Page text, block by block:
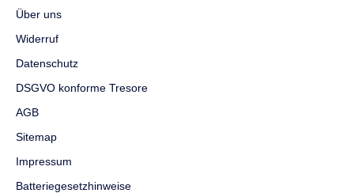
Über uns
Widerruf
Datenschutz
DSGVO konforme Tresore
AGB
Sitemap
Impressum
Batteriegesetzhinweise